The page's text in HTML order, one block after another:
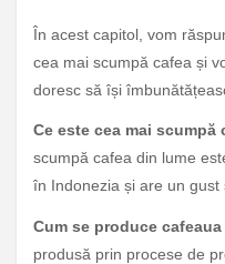
În acest capitol, vom
cea mai scumpă cafea și
doresc să își
Ce este cea mai scumpă
scumpă cafea din lume
în Indonezia și are un gust
Cum se produce
produsă prin procese de